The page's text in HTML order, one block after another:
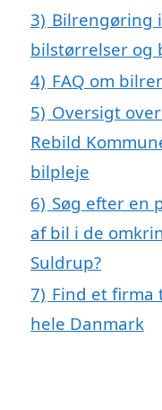
3) Bilrengøring
bilstørrelser og
4) FAQ om
5) Oversigt
Rebild
bilpleje
6) Søg efter en
af bil i de
Suldrup?
7) Find et
hele Danmark